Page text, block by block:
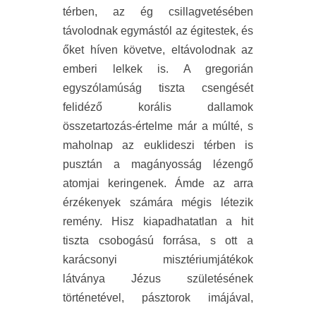
térben, az ég csillagvetésében
távolodnak egymástól az égitestek, és
őket híven követve, eltávolodnak az
emberi lelkek is. A gregorián
egyszólamúság tiszta csengését
felidéző korális dallamok
összetartozás-értelme már a múlté, s
maholnap az euklideszi térben is
pusztán a magányosság lézengő
atomjai keringenek. Ámde az arra
érzékenyek számára mégis létezik
remény. Hisz kiapadhatatlan a hit
tiszta csobogású forrása, s ott a
karácsonyi misztériumjátékok
látványa Jézus születésének
történetével, pásztorok imájával,